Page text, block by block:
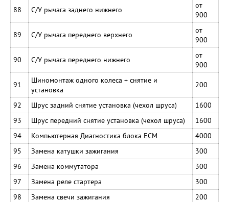
88 С/У рычага заднего нижнего
от
900
89 С/У рычага переднего верхнего
от
900
90 С/У рычага переднего нижнего
от
900
91
Шиномонтаж одного колеса + снятие и
установка
200
92 Шрус задний снятие установка (чехол шруса)
1600
93
Шрус передний снятие установка (чехол шруса)
1600
94
Компьютерная Диагностика блока ЕСМ
4000
95
Замена катушки зажигания
300
96
Замена коммутатора
300
97
Замена реле стартера
300
98
Замена свечи зажигания 200